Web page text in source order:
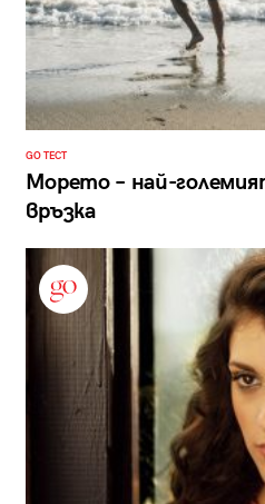
GO ТЕСТ
Морето – най-
връзка